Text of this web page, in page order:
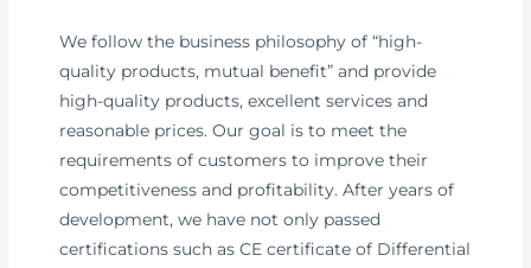
We follow the business philosophy of “high-
quality products, mutual benefit” and provide
high-quality products, excellent services and
reasonable prices. Our goal is to meet the
requirements of customers to improve their
competitiveness and profitability. After years of
development, we have not only passed
certifications such as CE certificate of Differential